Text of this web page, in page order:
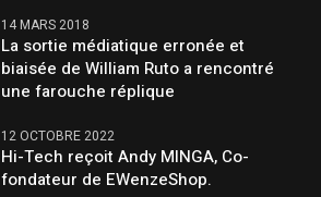
14 MARS 2018
La sortie médiatique erronée et
biaisée de William Ruto a rencontré
une farouche réplique
12 OCTOBRE 2022
Hi-Tech reçoit Andy MINGA, Co-
fondateur de EWenzeShop.